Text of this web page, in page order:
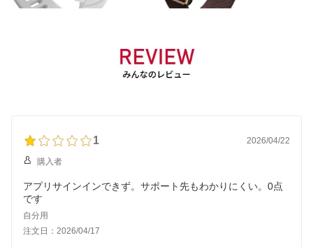
1 2026/04/22
購入者
アプリサインインできず。サポート先もわかりにくい。0点
です
自分用
注文日：2026/04/17